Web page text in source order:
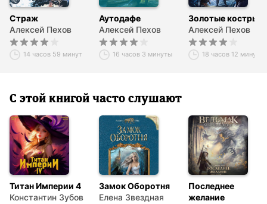
Страж
Алексей Пехов
14 часов 59 минут
Аутодафе
Алексей Пехов
16 часов 3 минуты
Золотые костры
Алексей Пехов
18 часов 12 минут
С этой книгой часто слушают
Титан Империи 4
Константин Зубов
Замок Оборотня
Елена Звездная
Последнее
желание